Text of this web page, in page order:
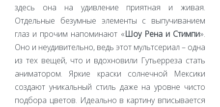
здесь она на удивление приятная и живая.
Отдельные безумные элементы с выпучиванием
глаз и прочим напоминают «Шоу Рена и Стимпи».
Оно и неудивительно, ведь этот мультсериал – одна
из тех вещей, что и вдохновили Гутьерреза стать
аниматором. Яркие краски солнечной Мексики
создают уникальный стиль даже на уровне чисто
подбора цветов. Идеально в картину вписывается